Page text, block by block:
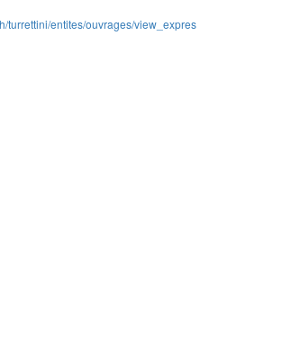
turrettini/entites/ouvrages/view_expres